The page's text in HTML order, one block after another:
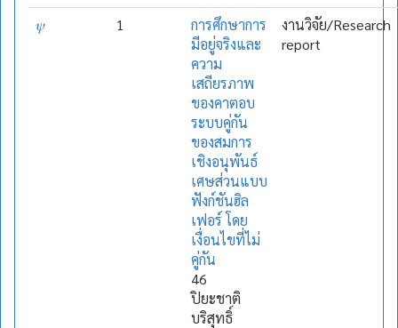
𝜓 1
การศึกษาการ
มีอยู่จริงและ
ความ
เสถียรภาพ
ของคาตอบ
ระบบคู่กัน
ของสมการ
เชิงอนุพันธ์
เศษส่วนแบบ
ฟังก์ชันฮิล
เฟอร์ โดย
เงื่อนไขที่ไม่
คู่กัน
46
ปิยะชาติ
บริสุทธิ์
งานวิจัย/Research
report